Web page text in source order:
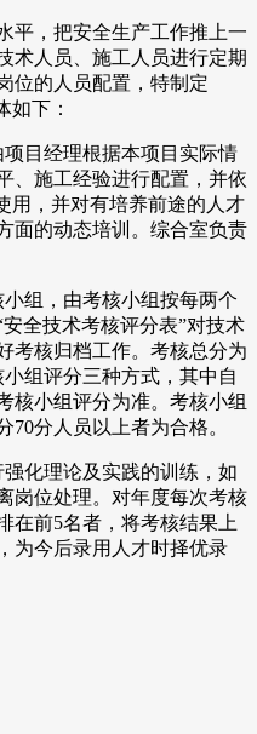
平，把安全生产工作推上一
术人员、施工人员进行定期
位的人员配置，特制定
如下：
目经理根据本项目实际情
、施工经验进行配置，并依
用，并对有培养前途的人才
面的动态培训。综合室负责
组，由考核小组按每两个
全技术考核评分表”对技术
考核归档工作。考核总分为
组评分三种方式，其中自
核小组评分为准。考核小组
70分人员以上者为合格。
化理论及实践的训练，如
岗位处理。对年度每次考核
在前5名者，将考核结果上
为今后录用人才时择优录